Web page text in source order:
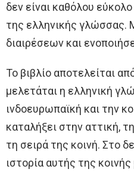
δεν είναι καθόλου
της ελληνικής γλώσσας.
διαιρέσεων και
Το βιβλίο αποτελείται
μελετάται η ελληνική
ινδοευρωπαϊκή και την
καταλήξει στην αττική,
τη σειρά της κοινή. Στο
ιστορία αυτής της